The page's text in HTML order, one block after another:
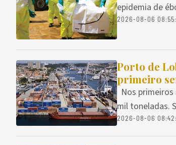
epidemia de
2026-08-06
Porto de
primeiro
Nos
mil toneladas.
2026-08-06